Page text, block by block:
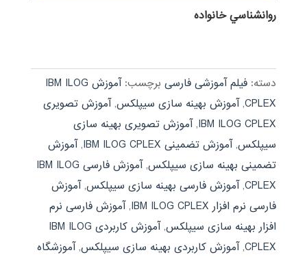
روانشناسي خانواده
دسته: فیلم آموزشی فارسی برچسب:
آموزش IBM ILOG
CPLEX
,آموزش بهینه سازی سیپلکس,آموزش تصویری
IBM ILOG CPLEX
,آموزش تصویری بهینه سازی
سیپلکس,آموزش تضمینی IBM ILOG CPLEX ,آموزش
تضمینی بهینه سازی سیپلکس,
آموزش فارسی IBM ILOG
CPLEX
,آموزش فارسی بهینه سازی سیپلکس,آموزش
فارسی نرم افزار IBM ILOG CPLEX
,آموزش فارسی نرم
افزار بهینه سازی سیپلکس,
آموزش کاربردی IBM ILOG
CPLEX
,آموزش کاربردی بهینه سازی سیپلکس,آموزشگاه